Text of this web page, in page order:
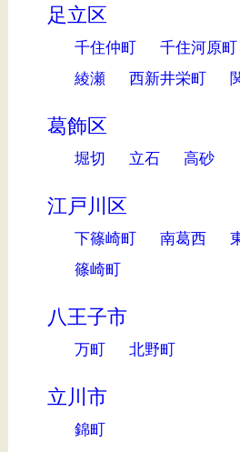
足立区
千住仲町 千住河原町
綾瀬
西新井栄町
葛飾区
堀切 立石 高砂
江戸川区
下篠崎町 南葛西
篠崎町
八王子市
万町 北野町
立川市
錦町